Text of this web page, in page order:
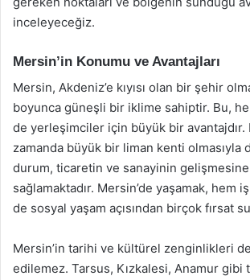
inceleyeceğiz.
Mersin’in Konumu ve Avantajları
Mersin, Akdeniz’e kıyısı olan bir şehir
boyunca güneşli bir iklime sahiptir. Bu,
de yerleşimciler için büyük bir avantajdır.
zamanda büyük bir liman kenti olmasıyla
durum, ticaretin ve sanayinin gelişmesine
sağlamaktadır. Mersin’de yaşamak, hem
de sosyal yaşam açısından birçok fırsat
Mersin’in tarihi ve kültürel zenginlikleri
edilemez. Tarsus, Kızkalesi, Anamur gibi